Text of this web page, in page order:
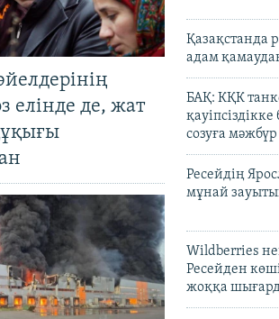
елінде де, жат
Қазақстанда
адам
БАҚ: КҚК
созуға мәжбүр
Ресейдің
мұнай
Wildberries
Ресейден
жоққа